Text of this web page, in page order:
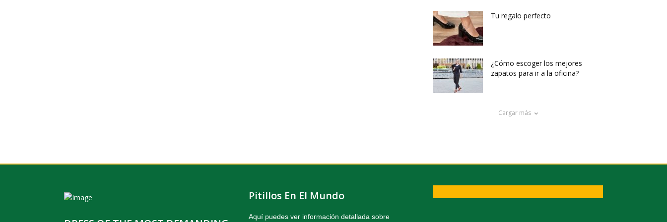
Tu regalo perfecto
¿Cómo escoger los mejores
zapatos para ir a la oficina?
Cargar más
Pitillos En El Mundo
Aquí puedes ver información detallada sobre